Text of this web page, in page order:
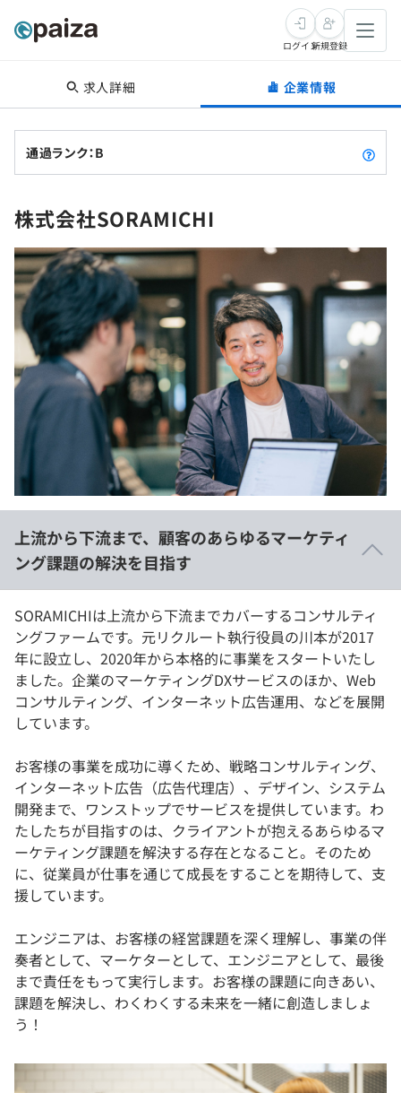
転職・キャリア
転職成功ガイド
転職エージェント
インタビュー
転職成功ガイド
新卒就活
求人検索
本選考
インターン
新卒エージェント
イベント・セミナー
学習
講座一覧
問題集
4択課題
ナレッジ
プラン
個人向けプラン
法人向けプラン
学校向けプラン
契約内容・クーポン
スキルチェック
プログラミング言語
SQL
評価結果一覧
再チャレンジ結果一覧
ゲーム・マンガ
メディア
Tech Team Journal
paizaとは？
ログイン新規登録
求人詳細 企業情報
通過ランク：B
株式会社SORAMICHI
上流から下流まで、顧客のあらゆるマーケティ
ング課題の解決を目指す
SORAMICHIは上流から下流までカバーするコンサルティ
ングファームです。元リクルート執行役員の川本が2017
年に設立し、2020年から本格的に事業をスタートいたし
ました。企業のマーケティングDXサービスのほか、Web
コンサルティング、インターネット広告運用、などを展開
しています。
お客様の事業を成功に導くため、戦略コンサルティング、
インターネット広告（広告代理店）、デザイン、システム
開発まで、ワンストップでサービスを提供しています。わ
たしたちが目指すのは、クライアントが抱えるあらゆるマ
ーケティング課題を解決する存在となること。そのため
に、従業員が仕事を通じて成長をすることを期待して、支
援しています。
エンジニアは、お客様の経営課題を深く理解し、事業の伴
奏者として、マーケターとして、エンジニアとして、最後
まで責任をもって実行します。お客様の課題に向きあい、
課題を解決し、わくわくする未来を一緒に創造しましょ
う！